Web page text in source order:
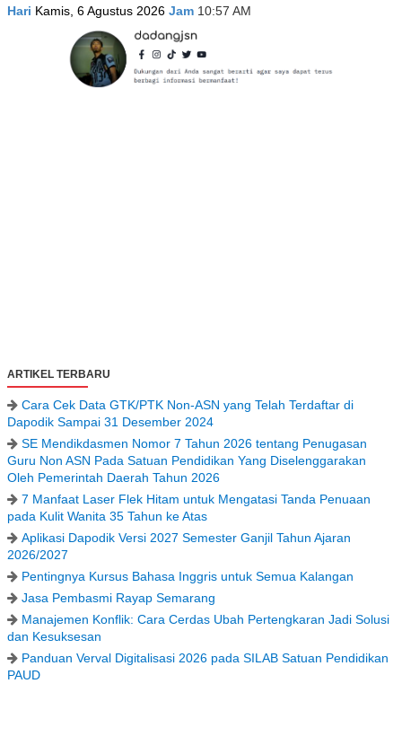
Hari Kamis, 6 Agustus 2026 Jam 10:57 AM
ARTIKEL TERBARU
Cara Cek Data GTK/PTK Non-ASN yang Telah Terdaftar di
Dapodik Sampai 31 Desember 2024
SE Mendikdasmen Nomor 7 Tahun 2026 tentang Penugasan
Guru Non ASN Pada Satuan Pendidikan Yang Diselenggarakan
Oleh Pemerintah Daerah Tahun 2026
7 Manfaat Laser Flek Hitam untuk Mengatasi Tanda Penuaan
pada Kulit Wanita 35 Tahun ke Atas
Aplikasi Dapodik Versi 2027 Semester Ganjil Tahun Ajaran
2026/2027
Pentingnya Kursus Bahasa Inggris untuk Semua Kalangan
Jasa Pembasmi Rayap Semarang
Manajemen Konflik: Cara Cerdas Ubah Pertengkaran Jadi Solusi
dan Kesuksesan
Panduan Verval Digitalisasi 2026 pada SILAB Satuan Pendidikan
PAUD